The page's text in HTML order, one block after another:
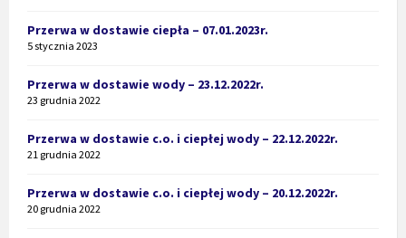
Przerwa w dostawie ciepła – 07.01.2023r.
5 stycznia 2023
Przerwa w dostawie wody – 23.12.2022r.
23 grudnia 2022
Przerwa w dostawie c.o. i ciepłej wody – 22.12.2022r.
21 grudnia 2022
Przerwa w dostawie c.o. i ciepłej wody – 20.12.2022r.
20 grudnia 2022